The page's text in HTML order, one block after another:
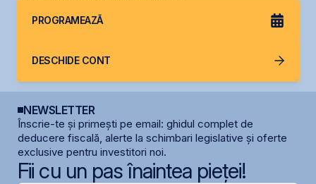
PROGRAMEAZĂ
DESCHIDE CONT
NEWSLETTER
Înscrie-te și primești pe email: ghidul complet de
deducere fiscală, alerte la schimbari legislative și oferte
exclusive pentru investitori noi.
Fii cu un pas înaintea pieței!